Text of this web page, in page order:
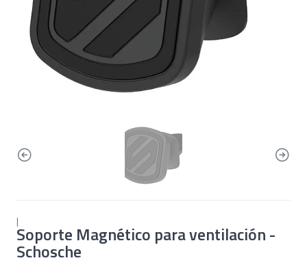
|
Soporte Magnético para ventilación -
Schosche